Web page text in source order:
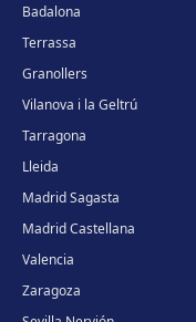
Badalona
Terrassa
Granollers
Vilanova i la Geltrú
Tarragona
Lleida
Madrid Sagasta
Madrid Castellana
Valencia
Zaragoza